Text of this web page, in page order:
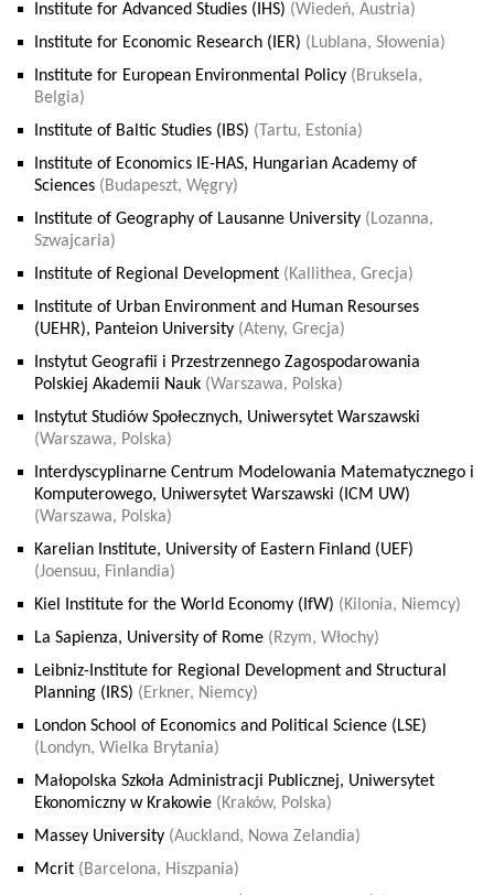
Institute for Advanced Studies (IHS) (Wiedeń, Austria)
Institute for Economic Research (IER) (Lublana, Słowenia)
Institute for European Environmental Policy (Bruksela,
Belgia)
Institute of Baltic Studies (IBS) (Tartu, Estonia)
Institute of Economics IE-HAS, Hungarian Academy of
Sciences (Budapeszt, Węgry)
Institute of Geography of Lausanne University (Lozanna,
Szwajcaria)
Institute of Regional Development (Kallithea, Grecja)
Institute of Urban Environment and Human Resourses
(UEHR), Panteion University (Ateny, Grecja)
Instytut Geografii i Przestrzennego Zagospodarowania
Polskiej Akademii Nauk (Warszawa, Polska)
Instytut Studiów Społecznych, Uniwersytet Warszawski
(Warszawa, Polska)
Interdyscyplinarne Centrum Modelowania Matematycznego i
Komputerowego, Uniwersytet Warszawski (ICM UW)
(Warszawa, Polska)
Karelian Institute, University of Eastern Finland (UEF)
(Joensuu, Finlandia)
Kiel Institute for the World Economy (IfW) (Kilonia, Niemcy)
La Sapienza, University of Rome (Rzym, Włochy)
Leibniz-Institute for Regional Development and Structural
Planning (IRS) (Erkner, Niemcy)
London School of Economics and Political Science (LSE)
(Londyn, Wielka Brytania)
Małopolska Szkoła Administracji Publicznej, Uniwersytet
Ekonomiczny w Krakowie (Kraków, Polska)
Massey University (Auckland, Nowa Zelandia)
Mcrit (Barcelona, Hiszpania)